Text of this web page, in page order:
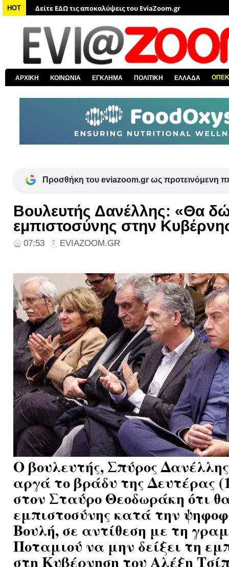
HOT
Δείτε ΕΔΩ τις αποκαλύψεις του EviaZoom.gr
Δείτε ΕΔΩ όλα τα αστυνομικά νέα
Δείτε ΕΔΩ όλα τα νέα από τον κόσμο
Δείτε ΕΔΩ όλα τα νέα για την Χαλκίδα και όλη την Εύβοια
Δείτε ΕΔΩ όλες τις ειδήσεις από την Ελλάδα
Δείτε ΕΔΩ όλα τα πολιτικά νέα
ΑΡΧΙΚΗ ΚΟΙΝΩΝΙΑ ΕΓΚΛΗΜΑ ΠΟΛΙΤΙΚΗ ΕΛΛΑΔΑ
Προσθήκη του eviazoom.gr ως προτεινόμενη
Βουλευτής Δανέλλης: «Θα
εμπιστοσύνης στην
07:53 EVIAZOOM.GR
Ο βουλευτής, Σπύρος
αργά το βράδυ της Δευτέρας
στον Σταύρο Θεοδωράκη ότι
εμπιστοσύνης κατά την
Βουλή, σε αντίθεση με τη
Ποταμιού να μην δείξει τη
στη Κυβέρνηση του Αλέξη